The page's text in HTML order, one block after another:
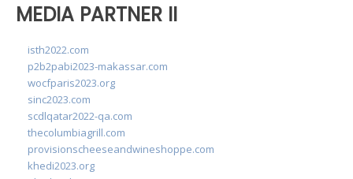
MEDIA PARTNER II
isth2022.com
p2b2pabi2023-makassar.com
wocfparis2023.org
sinc2023.com
scdlqatar2022-qa.com
thecolumbiagrill.com
provisionscheeseandwineshoppe.com
khedi2023.org